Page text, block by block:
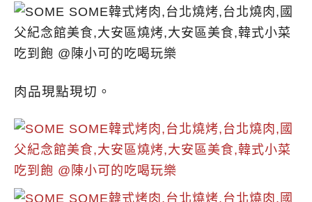
肉品現點現切。